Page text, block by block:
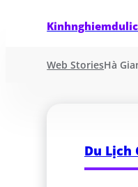
Web StoriesHà
Du Lịch